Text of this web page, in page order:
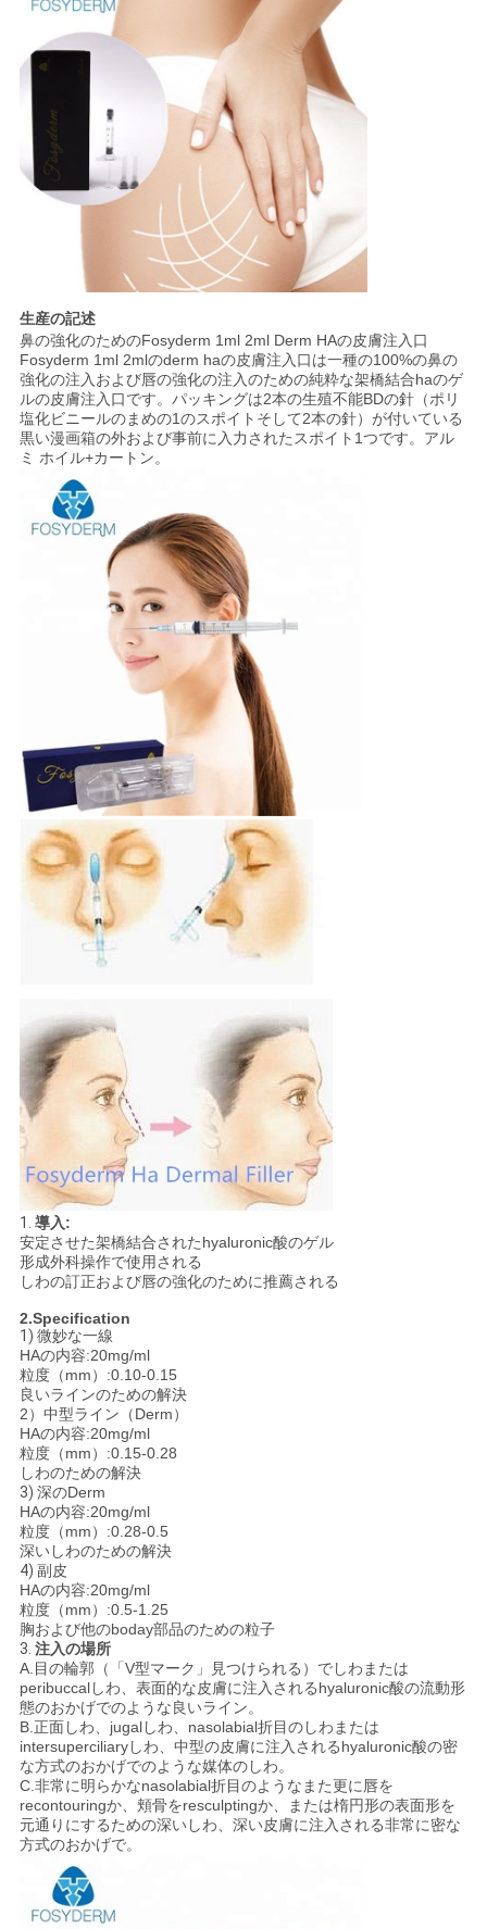
生産の記述
鼻の強化のためのFosyderm 1ml 2ml Derm HAの皮膚注入口
Fosyderm 1ml 2mlのderm haの皮膚注入口は一種の100%の鼻の
強化の注入および唇の強化の注入のための純粋な架橋結合haのゲ
ルの皮膚注入口です。パッキングは2本の生殖不能BDの針（ポリ
塩化ビニールのまめの1のスポイトそして2本の針）が付いている
黒い漫画箱の外および事前に入力されたスポイト1つです。アル
ミ ホイル+カートン。
1. 導入:
安定させた架橋結合されたhyaluronic酸のゲル
形成外科操作で使用される
しわの訂正および唇の強化のために推薦される
2.Specification
1) 微妙な一線
HAの内容:20mg/ml
粒度（mm）:0.10-0.15
良いラインのための解決
2）中型ライン（Derm）
HAの内容:20mg/ml
粒度（mm）:0.15-0.28
しわのための解決
3) 深のDerm
HAの内容:20mg/ml
粒度（mm）:0.28-0.5
深いしわのための解決
4) 副皮
HAの内容:20mg/ml
粒度（mm）:0.5-1.25
胸および他のboday部品のための粒子
3. 注入の場所
A.目の輪郭（「V型マーク」見つけられる）でしわまたは
peribuccalしわ、表面的な皮膚に注入されるhyaluronic酸の流動形
態のおかげでのような良いライン。
B.正面しわ、jugalしわ、nasolabial折目のしわまたは
intersuperciliaryしわ、中型の皮膚に注入されるhyaluronic酸の密
な方式のおかげでのような媒体のしわ。
C.非常に明らかなnasolabial折目のようなまた更に唇を
recontouringか、頬骨をresculptingか、または楕円形の表面形を
元通りにするための深いしわ、深い皮膚に注入される非常に密な
方式のおかげで。